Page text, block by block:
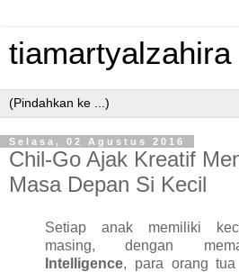
tiamartyalzahira
Selasa, 02 Agustus 2016
Chil-Go Ajak Kreatif
Masa Depan Si Kecil
Setiap anak memiliki
masing, dengan
Intelligence, para orang tua